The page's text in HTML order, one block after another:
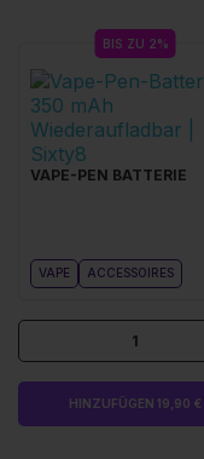
BIS ZU 2%
VAPE-PEN BATTERIE
VAPE ACCESSOIRES
1
HINZUFÜGEN 19,90 €